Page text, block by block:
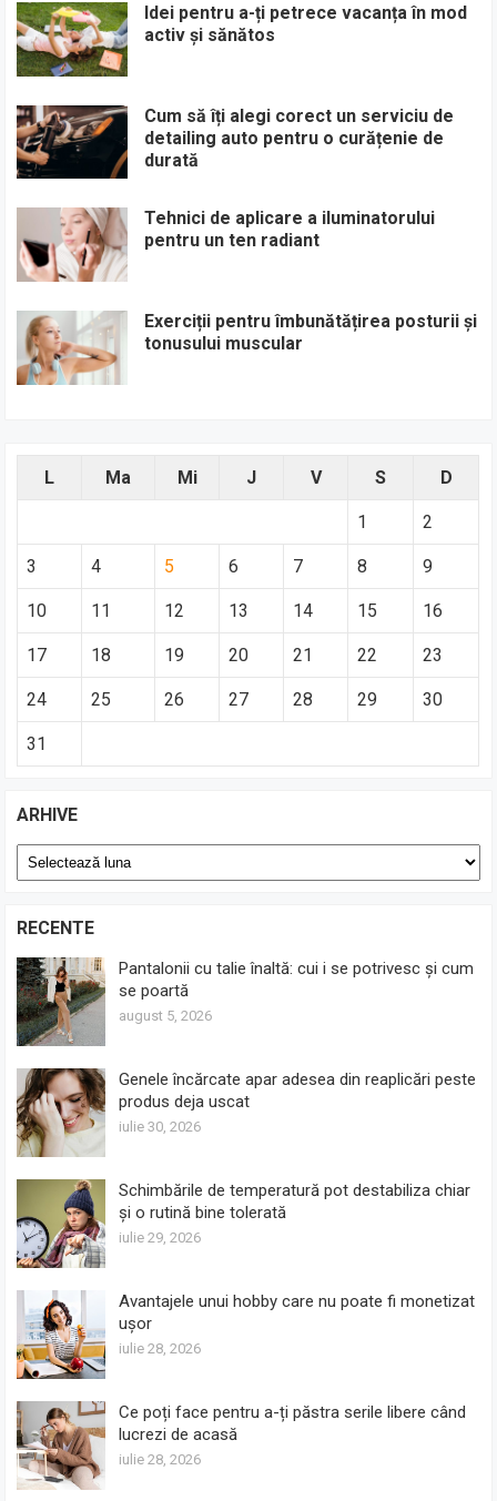
Idei pentru a-ți petrece vacanța în mod
activ și sănătos
Cum să îți alegi corect un serviciu de
detailing auto pentru o curățenie de
durată
Tehnici de aplicare a iluminatorului
pentru un ten radiant
Exerciții pentru îmbunătățirea posturii și
tonusului muscular
L Ma Mi J V S D
1 2
3 4 5 6 7 8 9
10 11 12 13 14 15 16
17 18 19 20 21 22 23
24 25 26 27 28 29 30
31
ARHIVE
Arhive
RECENTE
Pantalonii cu talie înaltă: cui i se potrivesc și cum
se poartă
august 5, 2026
Genele încărcate apar adesea din reaplicări peste
produs deja uscat
iulie 30, 2026
Schimbările de temperatură pot destabiliza chiar
și o rutină bine tolerată
iulie 29, 2026
Avantajele unui hobby care nu poate fi monetizat
ușor
iulie 28, 2026
Ce poți face pentru a-ți păstra serile libere când
lucrezi de acasă
iulie 28, 2026